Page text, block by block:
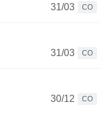
31/03
CO
31/03
CO
30/12
CO